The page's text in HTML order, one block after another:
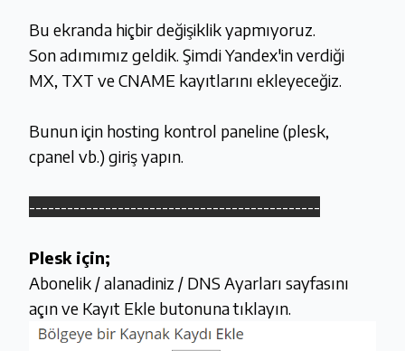
Bu ekranda hiçbir değişiklik yapmıyoruz.
Son adımımız geldik. Şimdi Yandex'in verdiği
MX, TXT ve CNAME kayıtlarını ekleyeceğiz.
Bunun için hosting kontrol paneline (plesk,
cpanel vb.) giriş yapın.
----------------------------------------------
Plesk için;
Abonelik / alanadiniz / DNS Ayarları sayfasını
açın ve Kayıt Ekle butonuna tıklayın.